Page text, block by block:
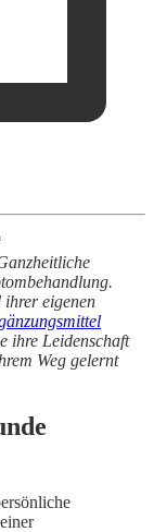
eigenen
ihre Leidenschaft
Weg gelernt